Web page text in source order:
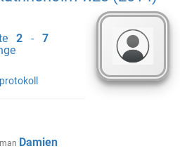
2 - 7
Damien